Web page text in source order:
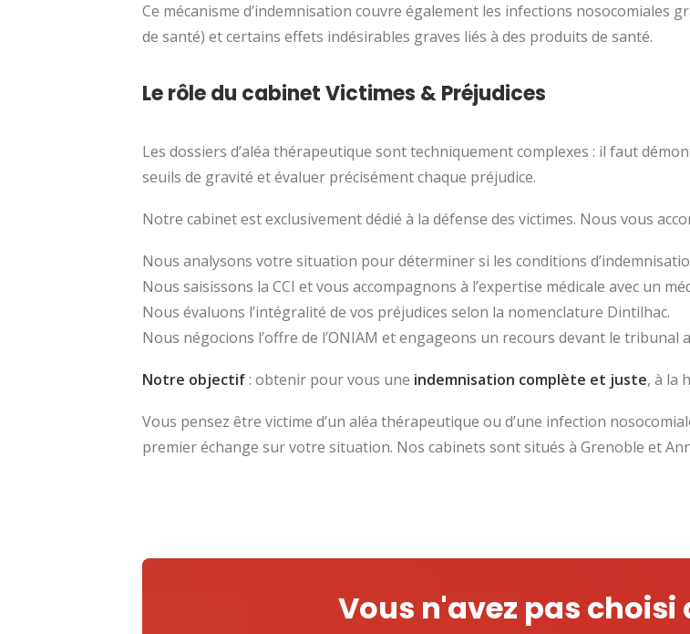
Ce mécanisme d’indemnisation couvre également les infections nosocomiales
de santé) et certains effets indésirables graves liés à des produits de santé.
Le rôle du cabinet Victimes & Préjudices
Les dossiers d’aléa thérapeutique sont techniquement complexes : il faut
seuils de gravité et évaluer précisément chaque préjudice.
Notre cabinet est exclusivement dédié à la défense des victimes. Nous vous
Nous analysons votre situation pour déterminer si les conditions
Nous saisissons la CCI et vous accompagnons à l’expertise médicale avec un
Nous évaluons l’intégralité de vos préjudices selon la nomenclature Dintilhac.
Nous négocions l’offre de l’ONIAM et engageons un recours devant le
Notre objectif: obtenir pour vous une indemnisation complète et juste, à la
Vous pensez être victime d’un aléa thérapeutique ou d’une infection
premier échange sur votre situation. Nos cabinets sont situés à Grenoble et
Vous n'avez pas